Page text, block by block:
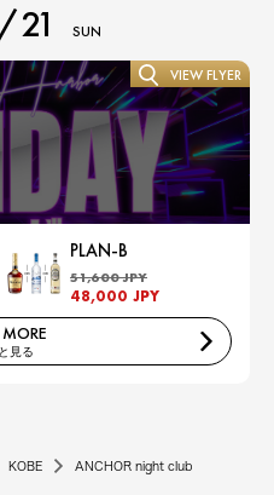
SUN
VIEW FLYER
PLAN-B
51,600 JPY
48,000 JPY
見る
KOBE
ANCHOR night club